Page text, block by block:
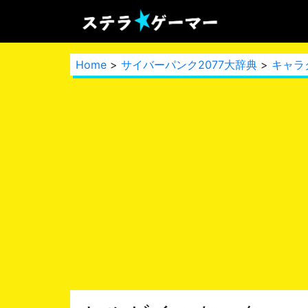
Home > サイバーパンク2077大辞典 > キャラ